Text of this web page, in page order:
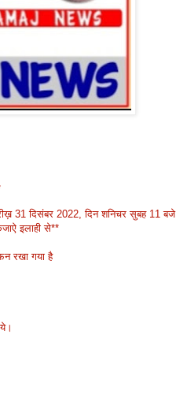
31 दिसंबर 2022, दिन शनिचर सुबह 11
इलाही से**
रखा गया है